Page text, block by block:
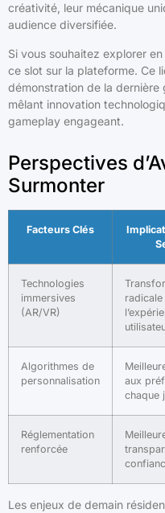
créativité, leur mécanique
audience diversifiée.
Si vous souhaitez explorer
ce slot sur la plateforme. Ce
démonstration de la dernière
mêlant innovation
gameplay engageant.
Perspectives
Surmonter
Facteurs Clés
Technologies
immersives
(AR/VR)
radicale
Algorithmes de
personnalisation
aux
chaque
Réglementation
renforcée
Les enjeux de demain